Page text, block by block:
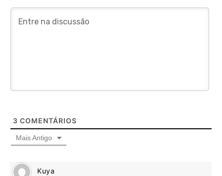
3 COMENTÁRIOS
Mais Antigo
Kuya